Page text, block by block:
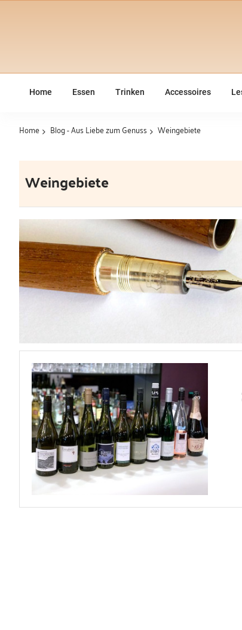
Home Essen Trinken Accessoires
Home Blog - Aus Liebe zum Genuss Weingebiete
Weingebiete